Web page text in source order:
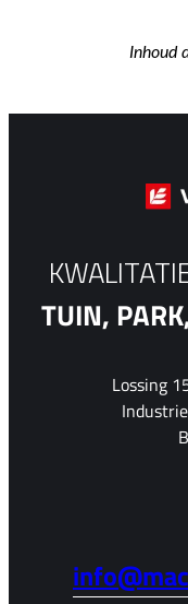
Inhoud
TUIN,
Lossing